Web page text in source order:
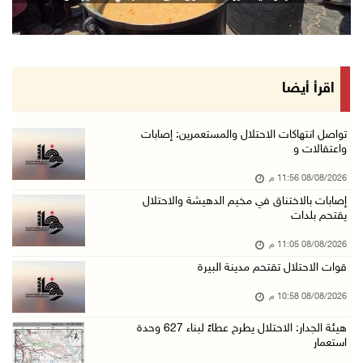
08/آب/2026 08:27 م
إصابات بالاختناق خلال مواجهات مع الاحتلال في ...
الاحتلال ينصب حواجز طيارة في محيط مخيم طولكرم ...
مستعمرون يهاجمون قرية أبو فلاح
مستعمرون يقتحمون بلدة بيت عور التحتا وقرية جل ...
08/آب/2026 06:39 م
الجامعة العربية الأمريكية تختتم فعاليات تخريج ...
اقرأ أيضا
تواصل انتهاكات الاحتلال والمستعمرين: إصابات
واعتقالات و
08/08/2026 11:56 م
إصابات بالاختناق في مخيم الدهيشة والاحتلال
يقتحم بلدات
08/08/2026 11:05 م
قوات الاحتلال تقتحم مدينة البيرة
08/08/2026 10:58 م
هيئة الجدار: الاحتلال يطرح عطاءً لبناء 627 وحدة
استعمار